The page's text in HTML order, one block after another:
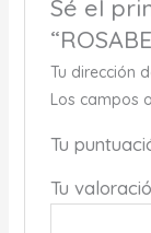
Sé el
Tu dirección
Los campos
Tu
Tu